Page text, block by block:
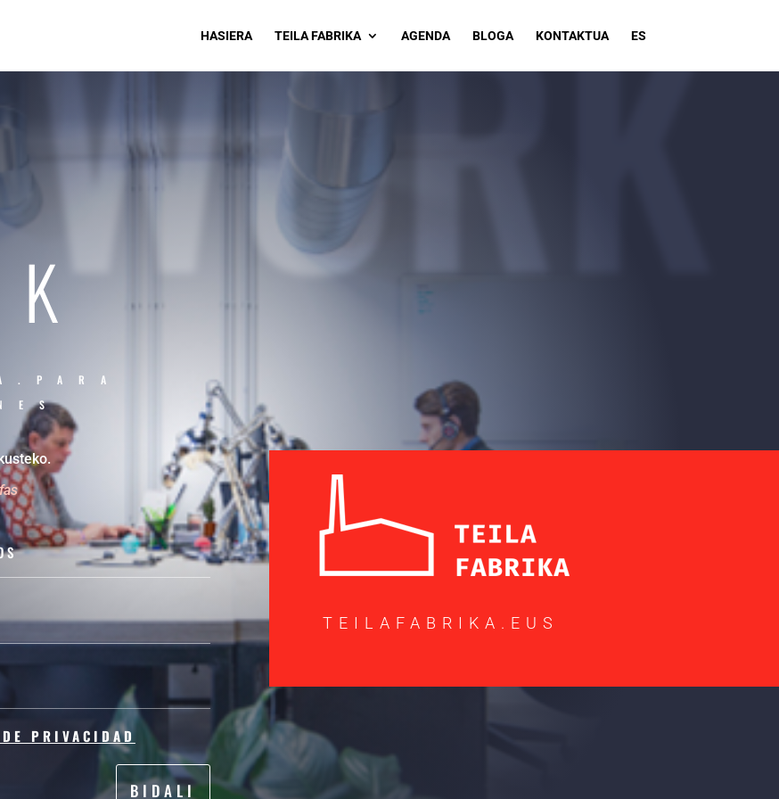
HASIERA TEILA FABRIKA AGENDA BLOGA KONTAKTUA ES
WORK
PRIVACIDAD
BIDALI
TEILAFABRIKA.EUS